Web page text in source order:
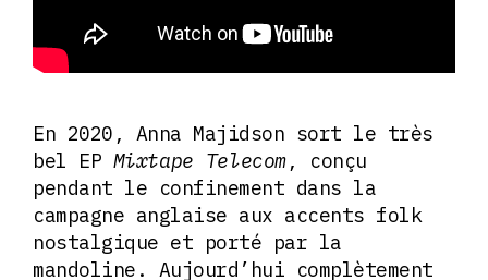
En 2020, Anna Majidson sort le très
bel EP Mixtape Telecom, conçu
pendant le confinement dans la
campagne anglaise aux accents folk
nostalgique et porté par la
mandoline. Aujourd’hui complètement